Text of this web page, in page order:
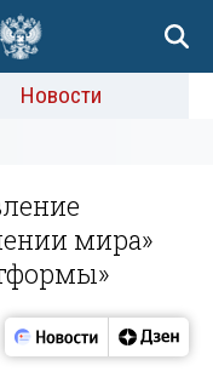
Новости
мира»